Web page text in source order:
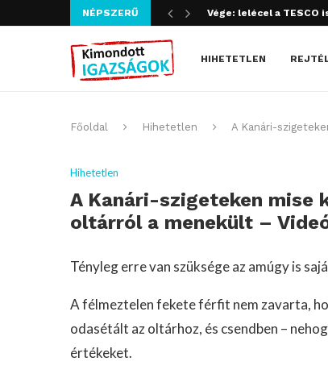
NÉPSZERŰ
Szijjártó
HIHETETLEN
Főoldal Hihetetlen A Kanári-
Hihetetlen
A Kanári-szigeteken
oltárról a menekült –
Tényleg erre van szüksége az amúgy is
A félmeztelen fekete férfit nem zavarta,
odasétált az oltárhoz, és csendben –
értékeket.